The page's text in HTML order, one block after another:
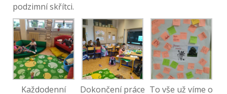
podzimní skřítci.
Každodenní Dokončení práce To vše už víme o